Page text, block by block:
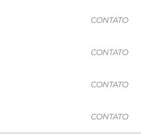
CONTATO
CONTATO
CONTATO
CONTATO